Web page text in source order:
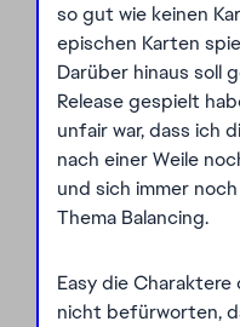
so gut wie keinen
epischen Karten
Darüber hinaus soll
Release gespielt
unfair war, dass ich
nach einer Weile
und sich immer
Thema Balancing.
Easy die
nicht befürworten,